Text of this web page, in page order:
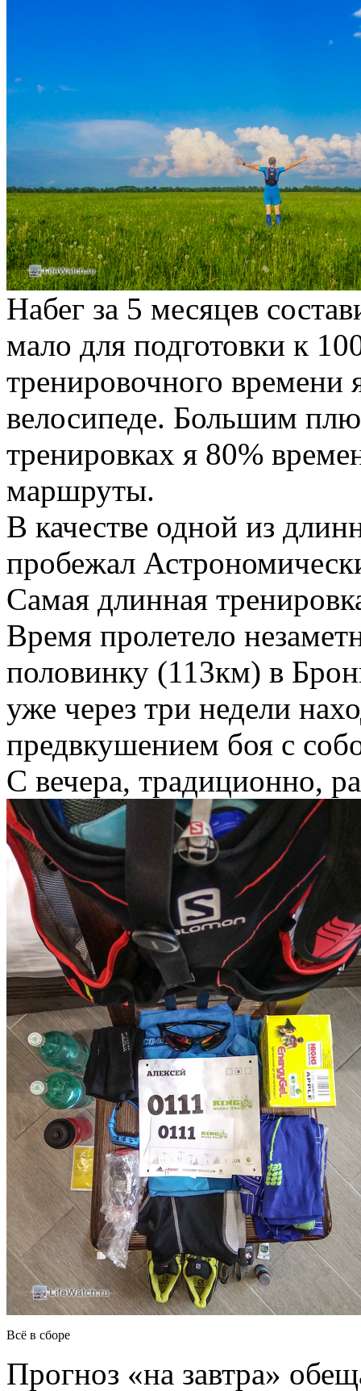
Набег за 5 месяцев
мало для подготовки к
тренировочного времени
велосипеде. Большим
тренировках я 80%
маршруты.
В качестве одной из
пробежал
Самая длинная
Время пролетело
половинку (113км) в
уже через три недели
предвкушением боя с
С вечера, традиционно,
Всё в сборе
Прогноз «на завтра»